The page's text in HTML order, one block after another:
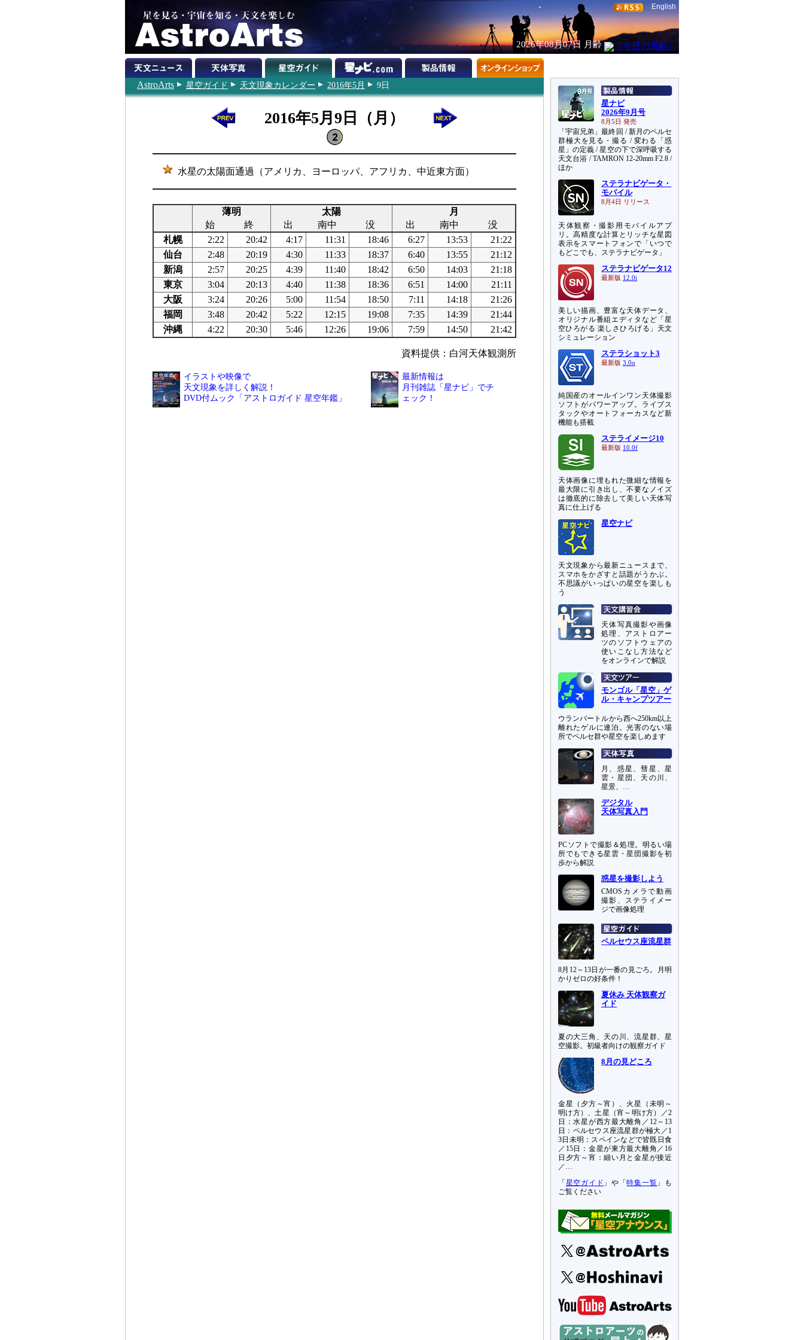
English
2026年08月07日 月齢
AstroArts 星空ガイド 天文現象カレンダー 2016年5月 9日
2016年5月9日（月）
水星の太陽面通過（アメリカ、ヨーロッパ、アフリカ、中近東方面）
薄明 太陽
月
始
終 出 南中 没 出 南中
没
札幌
2:22 20:42 4:17 11:31 18:46 6:27 13:53
21:22
仙台
2:48 20:19 4:30 11:33 18:37 6:40 13:55
21:12
新潟
2:57 20:25 4:39 11:40 18:42 6:50 14:03
21:18
東京
3:04 20:13 4:40 11:38 18:36 6:51 14:00
21:11
大阪
3:24 20:26 5:00 11:54 18:50 7:11 14:18
21:26
福岡
3:48 20:42 5:22 12:15 19:08 7:35 14:39
21:44
沖縄
4:22 20:30 5:46 12:26 19:06 7:59 14:50 21:42
資料提供：白河天体観測所
イラストや映像で
天文現象を詳しく解説！
DVD付ムック「アストロガイド 星空年鑑」
最新情報は
月刊雑誌「星ナビ」でチ
ェック！
星ナビ
2026年9月号
8月5日 発売
「宇宙兄弟」最終回 / 新月のペルセ
群極大を見る・撮る / 変わる「惑
星」の定義 / 星空の下で深呼吸する
天文台浴 / TAMRON 12-20mm F2.8 /
ほか
ステラナビゲータ・
モバイル
8月4日 リリース
天体観察・撮影用モバイルアプ
リ。高精度な計算とリッチな星図
表示をスマートフォンで「いつで
もどこでも、ステラナビゲータ」
ステラナビゲータ12
最新版 12.0i
美しい描画、豊富な天体データ、
オリジナル番組エディタなど「星
空ひろがる 楽しさひろげる」天文
シミュレーション
ステラショット3
最新版 3.0o
純国産のオールインワン天体撮影
ソフトがパワーアップ。ライブス
タックやオートフォーカスなど新
機能も搭載
ステライメージ10
最新版 10.0f
天体画像に埋もれた微細な情報を
最大限に引き出し、不要なノイズ
は徹底的に除去して美しい天体写
真に仕上げる
星空ナビ
天文現象から最新ニュースまで、
スマホをかざすと話題がうかぶ。
不思議がいっぱいの星空を楽しも
う
天体写真撮影や画像
処理、アストロアー
ツのソフトウェアの
使いこなし方法など
をオンラインで解説
モンゴル「星空」ゲ
ル・キャンプツアー
ウランバートルから西へ250km以上
離れたゲルに連泊。光害のない場
所でペルセ群や星空を楽しめます
月、惑星、彗星、星
雲・星団、天の川、
星景、…
デジタル
天体写真入門
PCソフトで撮影＆処理。明るい場
所でもできる星雲・星団撮影を初
歩から解説
惑星を撮影しよう
CMOSカメラで動画
撮影、ステライメー
ジで画像処理
ペルセウス座流星群
8月12～13日が一番の見ごろ。月明
かりゼロの好条件！
夏休み 天体観察ガ
イド
夏の大三角、天の川、流星群、星
空撮影。初級者向けの観察ガイド
8月の見どころ
金星（夕方～宵）、火星（未明～
明け方）、土星（宵～明け方）／2
日：水星が西方最大離角／12～13
日：ペルセウス座流星群が極大／1
3日未明：スペインなどで皆既日食
／15日：金星が東方最大離角／16
日夕方～宵：細い月と金星が接近
／…
「 星空ガイド 」や「特集一覧 」も
ご覧ください